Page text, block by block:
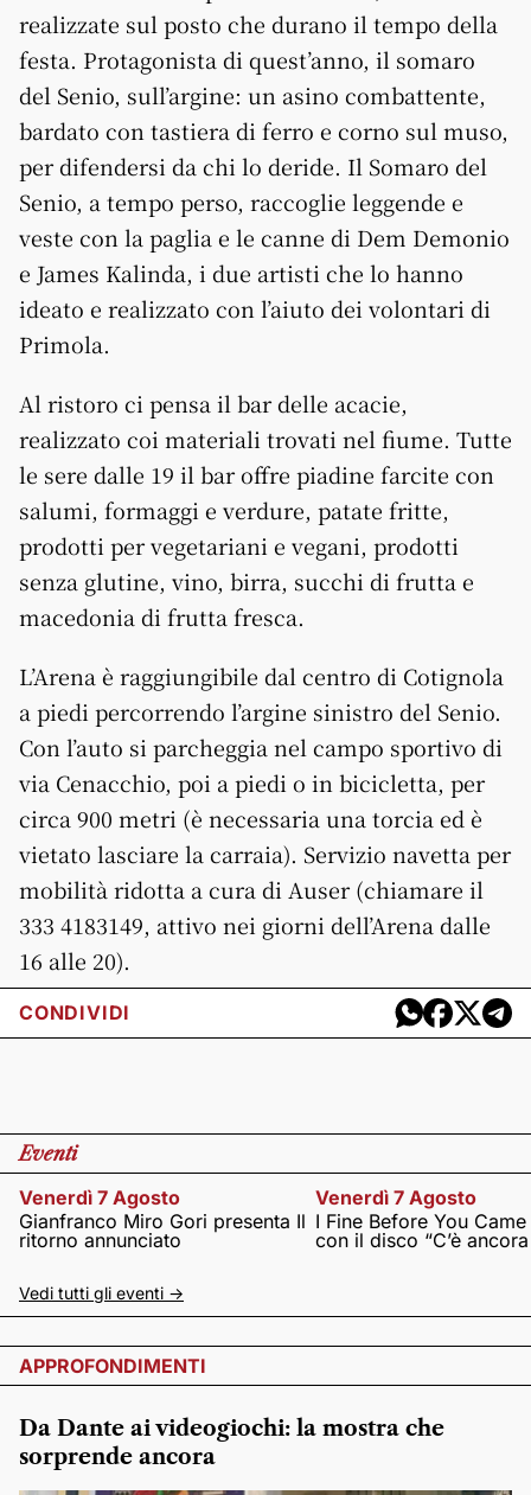
realizzate sul posto che durano il tempo della
festa. Protagonista di quest’anno, il somaro
del Senio, sull’argine: un asino combattente,
bardato con tastiera di ferro e corno sul muso,
per difendersi da chi lo deride. Il Somaro del
Senio, a tempo perso, raccoglie leggende e
veste con la paglia e le canne di Dem Demonio
e James Kalinda, i due artisti che lo hanno
ideato e realizzato con l’aiuto dei volontari di
Primola.
Al ristoro ci pensa il bar delle acacie,
realizzato coi materiali trovati nel fiume. Tutte
le sere dalle 19 il bar offre piadine farcite con
salumi, formaggi e verdure, patate fritte,
prodotti per vegetariani e vegani, prodotti
senza glutine, vino, birra, succhi di frutta e
macedonia di frutta fresca.
L’Arena è raggiungibile dal centro di Cotignola
a piedi percorrendo l’argine sinistro del Senio.
Con l’auto si parcheggia nel campo sportivo di
via Cenacchio, poi a piedi o in bicicletta, per
circa 900 metri (è necessaria una torcia ed è
vietato lasciare la carraia). Servizio navetta per
mobilità ridotta a cura di Auser (chiamare il
333 4183149, attivo nei giorni dell’Arena dalle
16 alle 20).
CONDIVIDI
Eventi
Venerdì 7 Agosto
Gianfranco Miro Gori presenta Il
ritorno annunciato
Venerdì 7 Agosto
I Fine Before You
con il disco “C’è
Vedi tutti gli eventi ->
APPROFONDIMENTI
Da Dante ai videogiochi: la mostra che
sorprende ancora